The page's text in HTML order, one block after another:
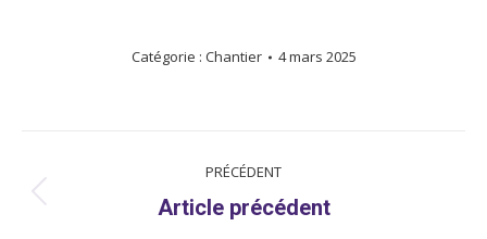
Catégorie : Chantier 4 mars 2025
NAVIGATION
ARTICLE
PRÉCÉDENT
Article
Article précédent